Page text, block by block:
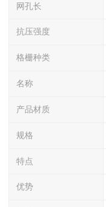
网孔长
抗压强度
格栅种类
名称
产品材质
规格
特点
优势